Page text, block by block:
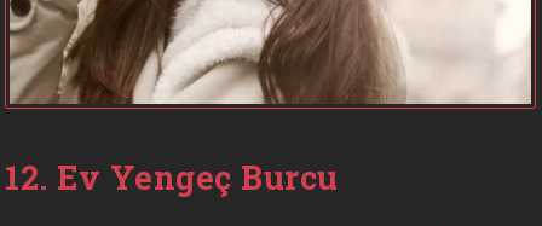
12. Ev Yengeç Burcu